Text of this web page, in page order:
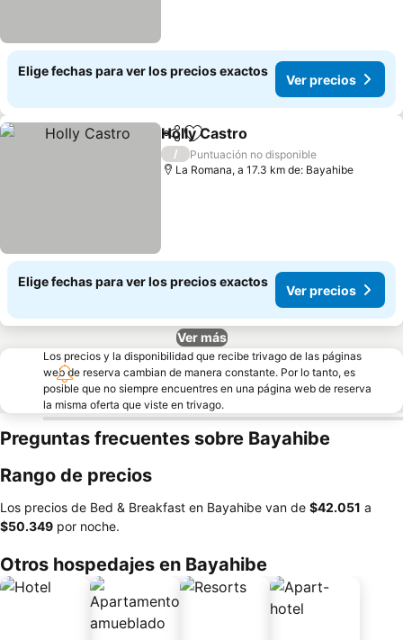
Elige fechas para ver los precios exactos
Ver precios
CompartirAgregar a favoritos
Holly Castro
/
Puntuación no disponible
La Romana, a 17.3 km de: Bayahibe
Elige fechas para ver los precios exactos
Ver precios
Ver más
Los precios y la disponibilidad que recibe trivago de las páginas
web de reserva cambian de manera constante. Por lo tanto, es
posible que no siempre encuentres en una página web de reserva
la misma oferta que viste en trivago.
Preguntas frecuentes sobre Bayahibe
Rango de precios
Los precios de Bed & Breakfast en Bayahibe van de ‎$42.051 a
‎$50.349 por noche.
Otros hospedajes en Bayahibe